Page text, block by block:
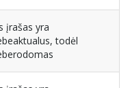
įrašas yra
todėl